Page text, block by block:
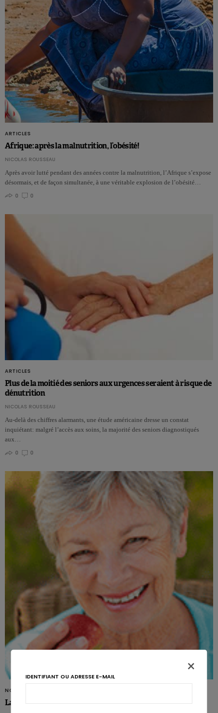
ARTICLES
Afrique: après la malnutrition, l’obésité!
NICOLAS ROUSSEAU
Après avoir lutté pendant des années contre la malnutrition, l’Afrique s’expose
désormais, et de façon simultanée, à une véritable explosion de l’obésité…
0
0
ARTICLES
Plus de la moitié des seniors aux urgences seraient à risque de
dénutrition
NICOLAS ROUSSEAU
Au-delà des chiffres alarmants, une étude américaine dresse un constat
inquiétant: malgré l’accès aux soins, la majorité des seniors diagnostiqués
aux…
0
0
NON CLASSIFIÉ(E)
La dénutrition rattrape les aînés
×
IDENTIFIANT OU ADRESSE E-MAIL